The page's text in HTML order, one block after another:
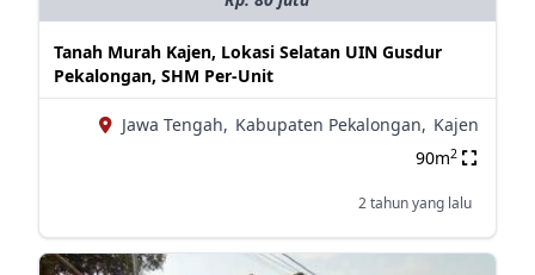
Tanah Murah Kajen, Lokasi Selatan UIN Gusdur
Pekalongan, SHM Per-Unit
Jawa Tengah, Kabupaten Pekalongan, Kajen
90m2
2 tahun yang lalu